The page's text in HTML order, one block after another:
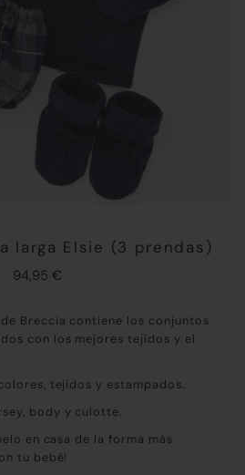
larga Elsie (3 prendas)
94,95 €
Breccia contiene los conjuntos
con los mejores tejidos y el
tejidos y estampados.
body y culotte.
en casa de la forma más
tu bebé!